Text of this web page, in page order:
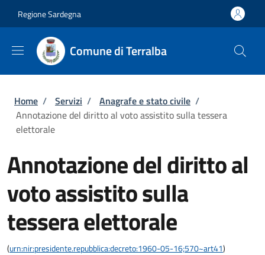
Regione Sardegna
Comune di Terralba
Briciole di pane
Home / Servizi / Anagrafe e stato civile /
Annotazione del diritto al voto assistito sulla tessera
elettorale
Annotazione del diritto al
voto assistito sulla
tessera elettorale
(urn:nir:presidente.repubblica:decreto:1960-05-16;570~art41)